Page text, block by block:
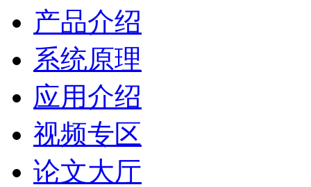
产品介绍
系统原理
应用介绍
视频专区
论文大厅